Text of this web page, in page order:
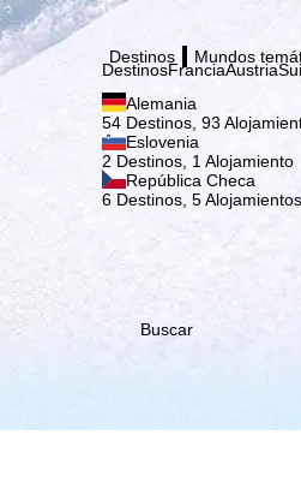
Destinos
DestinosFranciaAustria
Alemania
54 Destinos, 93
Eslovenia
2 Destinos, 1 Alojamiento
República Checa
6 Destinos, 5 Alojamientos
Mundos
Buscar